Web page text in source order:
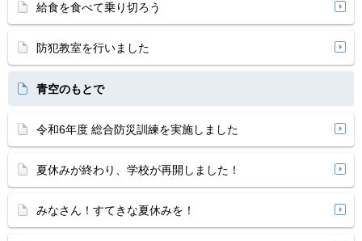
給食を食べて乗り切ろう
防犯教室を行いました
青空のもとで
令和6年度 総合防災訓練を実施しました
夏休みが終わり、学校が再開しました！
みなさん！すてきな夏休みを！